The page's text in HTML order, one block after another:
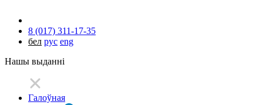
8 (017) 311-17-35
бел рус eng
Нашы выданні
Галоўная